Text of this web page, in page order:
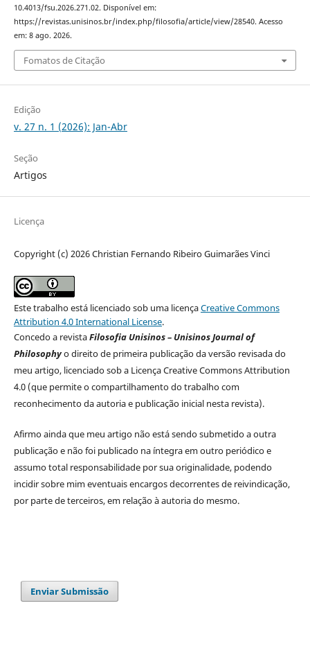
10.4013/fsu.2026.271.02. Disponível em:
https://revistas.unisinos.br/index.php/filosofia/article/view/28540. Acesso
em: 8 ago. 2026.
Fomatos de Citação
Edição
v. 27 n. 1 (2026): Jan-Abr
Seção
Artigos
Licença
Copyright (c) 2026 Christian Fernando Ribeiro Guimarães Vinci
Este trabalho está licenciado sob uma licençaCreative Commons
Attribution 4.0 International License.
Concedo a revistaFilosofia Unisinos – Unisinos Journal of
Philosophyo direito de primeira publicação da versão revisada do
meu artigo, licenciado sob a Licença Creative Commons Attribution
4.0 (que permite o compartilhamento do trabalho com
reconhecimento da autoria e publicação inicial nesta revista).
Afirmo ainda que meu artigo não está sendo submetido a outra
publicação e não foi publicado na íntegra em outro periódico e
assumo total responsabilidade por sua originalidade, podendo
incidir sobre mim eventuais encargos decorrentes de reivindicação,
por parte de terceiros, em relação à autoria do mesmo.
Enviar Submissão